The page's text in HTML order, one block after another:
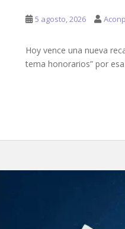
5 agosto, 2026
Hoy vence una nueva
tema honorarios” por